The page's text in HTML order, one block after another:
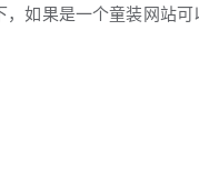
，如果是一个童装网站